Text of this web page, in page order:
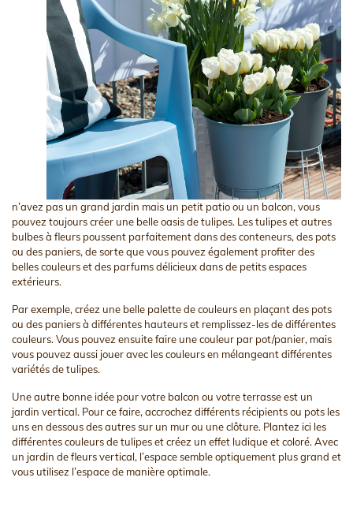
n’avez pas un grand jardin mais un petit patio ou un balcon, vous
pouvez toujours créer une belle oasis de tulipes. Les tulipes et autres
bulbes à fleurs poussent parfaitement dans des conteneurs, des pots
ou des paniers, de sorte que vous pouvez également profiter des
belles couleurs et des parfums délicieux dans de petits espaces
extérieurs.
Par exemple, créez une belle palette de couleurs en plaçant des pots
ou des paniers à différentes hauteurs et remplissez-les de différentes
couleurs. Vous pouvez ensuite faire une couleur par pot/panier, mais
vous pouvez aussi jouer avec les couleurs en mélangeant différentes
variétés de tulipes.
Une autre bonne idée pour votre balcon ou votre terrasse est un
jardin vertical. Pour ce faire, accrochez différents récipients ou pots les
uns en dessous des autres sur un mur ou une clôture. Plantez ici les
différentes couleurs de tulipes et créez un effet ludique et coloré. Avec
un jardin de fleurs vertical, l’espace semble optiquement plus grand et
vous utilisez l’espace de manière optimale.